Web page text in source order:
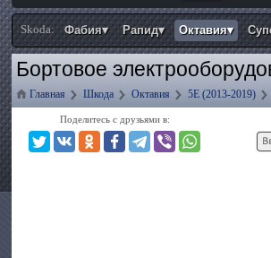
Skoda: Фабия▾ Рапид▾ Октавия▾
Бортовое
Главная Шкода Октавия 5E (2013-2019)
Поделитесь с друзьями в: